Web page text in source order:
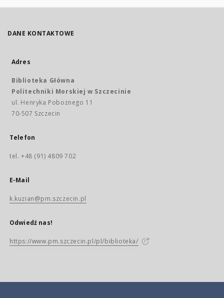
DANE KONTAKTOWE
Adres
Biblioteka Główna
Politechniki Morskiej w Szczecinie
ul. Henryka Pobożnego 11
70-507 Szczecin
Telefon
tel. +48 (91) 4809 702
E-Mail
k.kuzian@pm.szczecin.pl
Odwiedź nas!
https://www.pm.szczecin.pl/pl/biblioteka/